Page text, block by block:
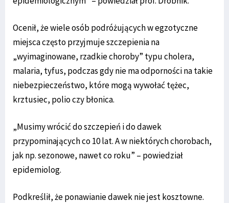
Ocenił, że wiele osób podróżujących w egzotyczne
miejsca często przyjmuje szczepienia na
„wyimaginowane, rzadkie choroby” typu cholera,
malaria, tyfus, podczas gdy nie ma odporności na takie
niebezpieczeństwo, które mogą wywołać tężec,
krztusiec, polio czy błonica.
„Musimy wrócić do szczepień i do dawek
przypominających co 10 lat. A w niektórych chorobach,
jak np. sezonowe, nawet co roku” – powiedział
epidemiolog.
Podkreślił, że ponawianie dawek nie jest kosztowne.